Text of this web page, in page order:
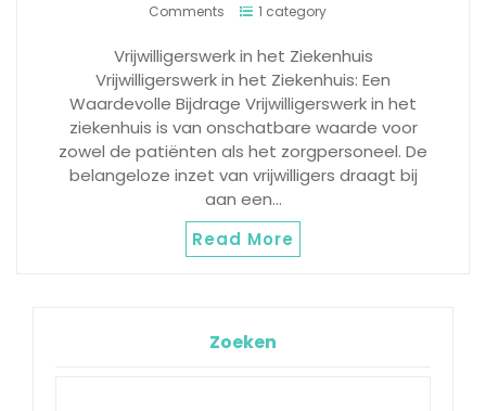
Comments
1 category
Vrijwilligerswerk in het Ziekenhuis
Vrijwilligerswerk in het Ziekenhuis: Een
Waardevolle Bijdrage Vrijwilligerswerk in het
ziekenhuis is van onschatbare waarde voor
zowel de patiënten als het zorgpersoneel. De
belangeloze inzet van vrijwilligers draagt bij
aan een…
Read More
Zoeken